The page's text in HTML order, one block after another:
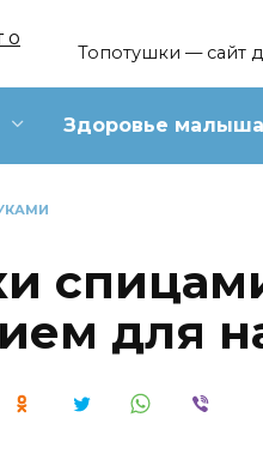
Топотушки — сайт
Здоровье малыша
для